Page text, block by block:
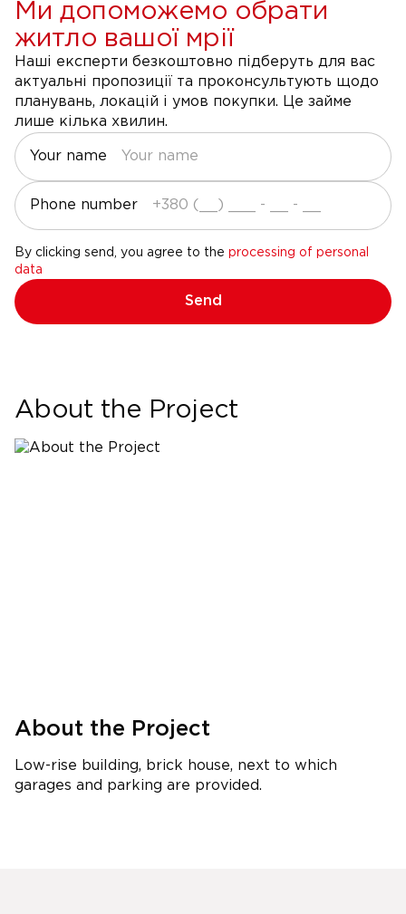
Ми допоможемо обрати
житло вашої мрії
Наші експерти безкоштовно підберуть для вас
актуальні пропозиції та проконсультують щодо
планувань, локацій і умов покупки. Це займе
лише кілька хвилин.
Your name
Phone number
By clicking send, you agree to the processing of personal
data
Send
About the Project
About the Project
Low-rise building, brick house, next to which
garages and parking are provided.